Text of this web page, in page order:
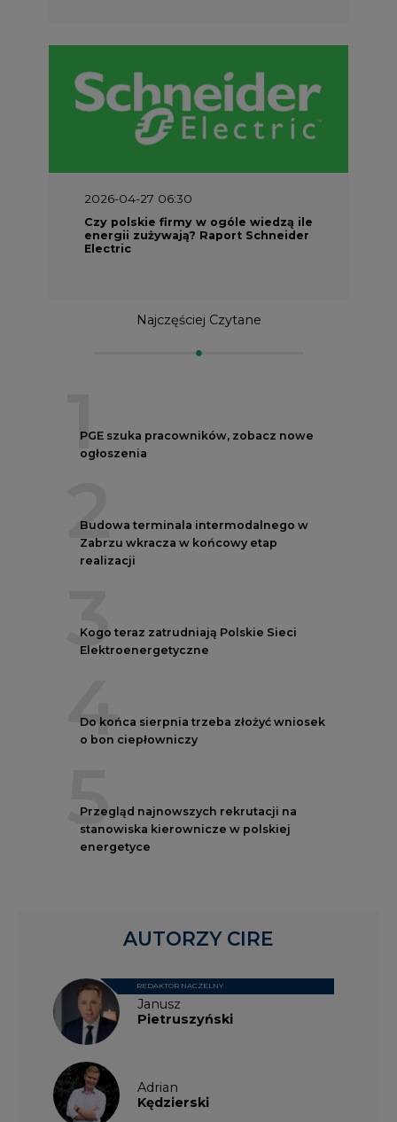
2026-04-27 06:30
Czy polskie firmy w ogóle wiedzą ile
energii zużywają? Raport Schneider
Electric
Najczęściej Czytane
1
PGE szuka pracowników, zobacz nowe
ogłoszenia
2
Budowa terminala intermodalnego w
Zabrzu wkracza w końcowy etap
realizacji
3
Kogo teraz zatrudniają Polskie Sieci
Elektroenergetyczne
4
Do końca sierpnia trzeba złożyć wniosek
o bon ciepłowniczy
5
Przegląd najnowszych rekrutacji na
stanowiska kierownicze w polskiej
energetyce
Janusz
Pietruszyński
REDAKTOR NACZELNY
Adrian
Kędzierski
AUTORZY CIRE